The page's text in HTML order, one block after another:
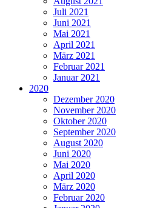
Juli 2021
Juni 2021
Mai 2021
April 2021
März 2021
Februar 2021
Januar 2021
2020
Dezember 2020
November 2020
Oktober 2020
September 2020
August 2020
Juni 2020
Mai 2020
April 2020
März 2020
Februar 2020